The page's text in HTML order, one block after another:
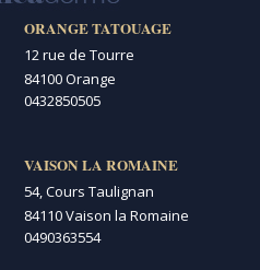
ORANGE TATOUAGE
12 rue de Tourre
84100 Orange
0432850505
VAISON LA ROMAINE
54, Cours Taulignan
84110 Vaison la Romaine
0490363554